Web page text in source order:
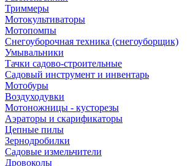
Триммеры
Мотокультиваторы
Мотопомпы
Снегоуборочная техника (снегоуборщик)
Умывальники
Тачки садово-строительные
Садовый инструмент и инвентарь
Мотобуры
Воздуходувки
Мотоножницы - кусторезы
Аэраторы и скарификаторы
Цепные пилы
Зернодробилки
Садовые измельчители
Дровоколы